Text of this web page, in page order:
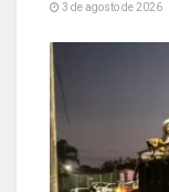
3 de agosto de 2026